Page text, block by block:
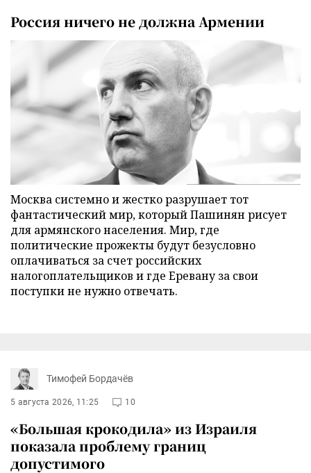
Россия ничего не должна Армении
Москва системно и жестко разрушает тот
фантастический мир, который Пашинян рисует
для армянского населения. Мир, где
политические прожекты будут безусловно
оплачиваться за счет российских
налогоплательщиков и где Еревану за свои
поступки не нужно отвечать.
Тимофей Бордачёв
5 августа 2026, 11:25 10
«Большая крокодила» из Израиля
показала проблему границ
допустимого